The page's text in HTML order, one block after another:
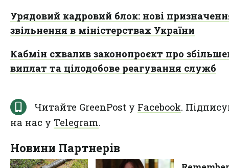
Урядовий кадровий блок: нові
звільнення в міністерствах України
Кабмін схвалив законопроєкт про
виплат та цілодобове реагування служб
Читайте GreenPost у Facebook.
на нас у Telegram.